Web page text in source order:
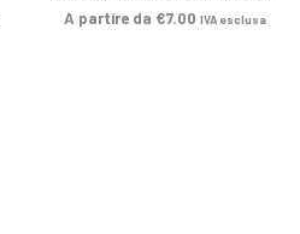
A partire da €7.00 IVA esclusa